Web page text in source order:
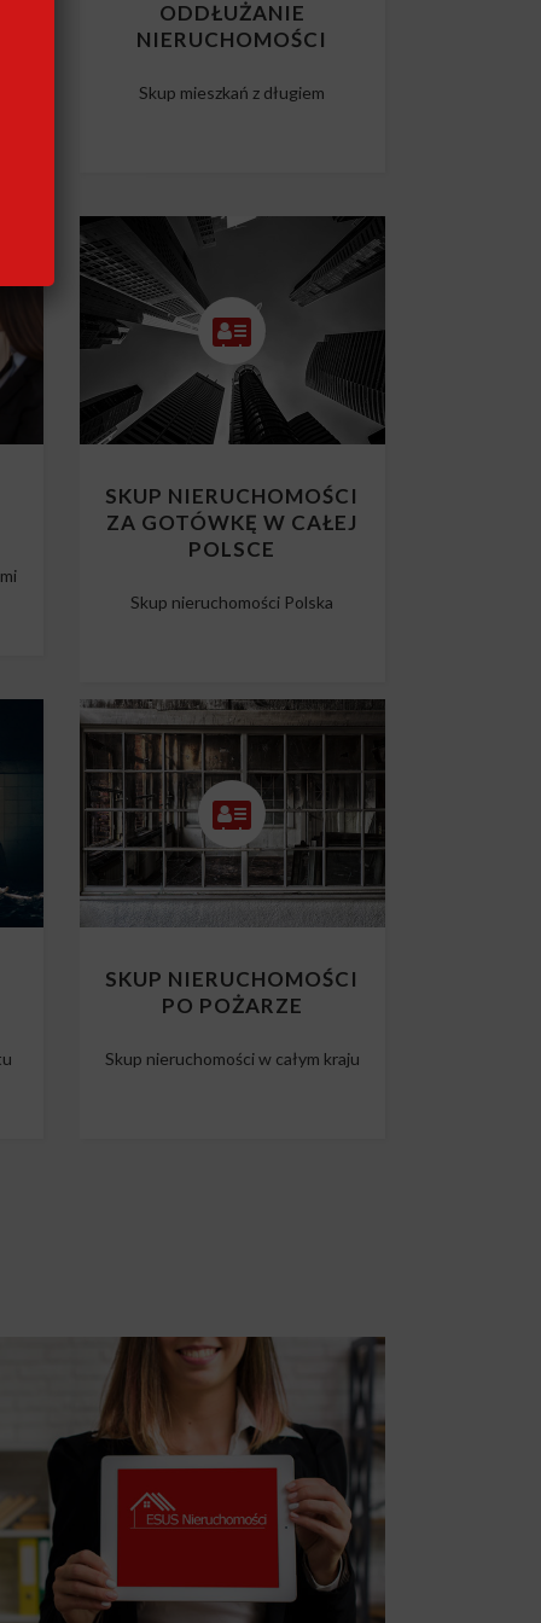
ODDŁUŻANIE
NIERUCHOMOŚCI
Skup mieszkań z długiem
SKUP NIERUCHOMOŚCI
ZA GOTÓWKĘ W CAŁEJ
POLSCE
Skup nieruchomości Polska
SKUP NIERUCHOMOŚCI
PO POŻARZE
Skup nieruchomości w całym kraju